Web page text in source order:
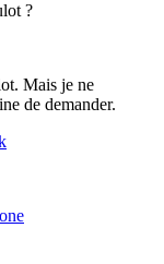
?
Mais je ne
de demander.